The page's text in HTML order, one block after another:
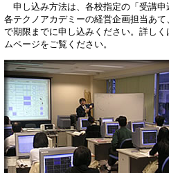
申し込み方法は、各校指定の「受講申
各テクノアカデミーの経営企画担当あ
で期限までに申し込みください。詳し
ムページをご覧ください。